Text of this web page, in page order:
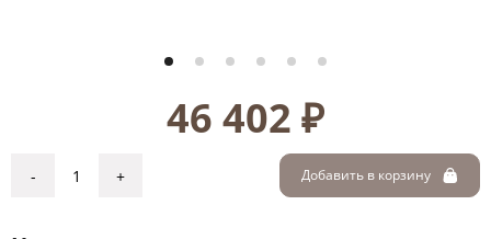
46 402 ₽
- + Добавить в корзину